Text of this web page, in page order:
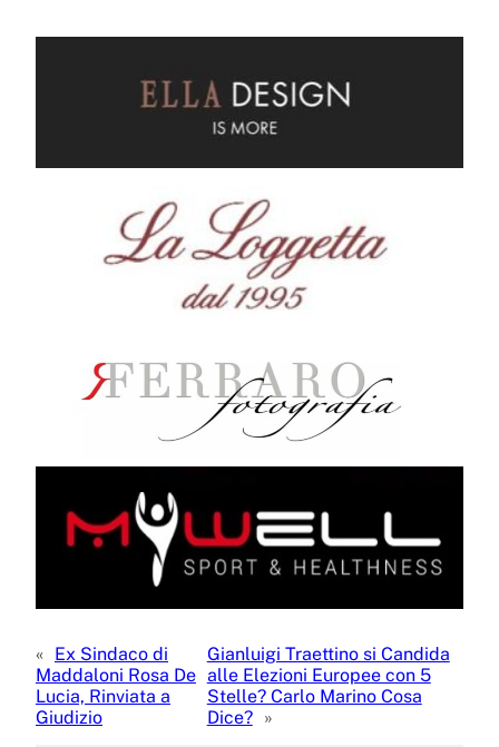
« Ex Sindaco di
Maddaloni Rosa De
Lucia, Rinviata a
Giudizio
Gianluigi Traettino si Candida
alle Elezioni Europee con 5
Stelle? Carlo Marino Cosa
Dice? »